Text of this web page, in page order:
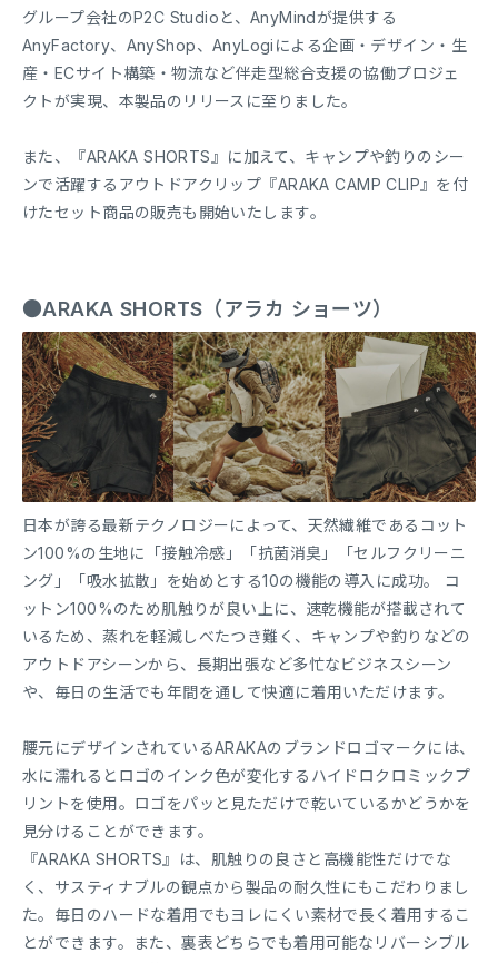
グループ会社のP2C Studioと、AnyMindが提供する
AnyFactory、AnyShop、AnyLogiによる企画・デザイン・生
産・ECサイト構築・物流など伴走型総合支援の協働プロジェ
クトが実現、本製品のリリースに至りました。
また、『ARAKA SHORTS』に加えて、キャンプや釣りのシー
ンで活躍するアウトドアクリップ『ARAKA CAMP CLIP』を付
けたセット商品の販売も開始いたします。
●ARAKA SHORTS（アラカ ショーツ）
日本が誇る最新テクノロジーによって、天然繊維であるコット
ン100%の生地に「接触冷感」「抗菌消臭」「セルフクリーニ
ング」「吸水拡散」を始めとする10の機能の導入に成功。 コ
ットン100%のため肌触りが良い上に、速乾機能が搭載されて
いるため、蒸れを軽減しべたつき難く、キャンプや釣りなどの
アウトドアシーンから、長期出張など多忙なビジネスシーン
や、毎日の生活でも年間を通して快適に着用いただけます。
腰元にデザインされているARAKAのブランドロゴマークには、
水に濡れるとロゴのインク色が変化するハイドロクロミックプ
リントを使用。ロゴをパッと見ただけで乾いているかどうかを
見分けることができます。
『ARAKA SHORTS』は、肌触りの良さと高機能性だけでな
く、サスティナブルの観点から製品の耐久性にもこだわりまし
た。毎日のハードな着用でもヨレにくい素材で長く着用するこ
とができます。また、裏表どちらでも着用可能なリバーシブル